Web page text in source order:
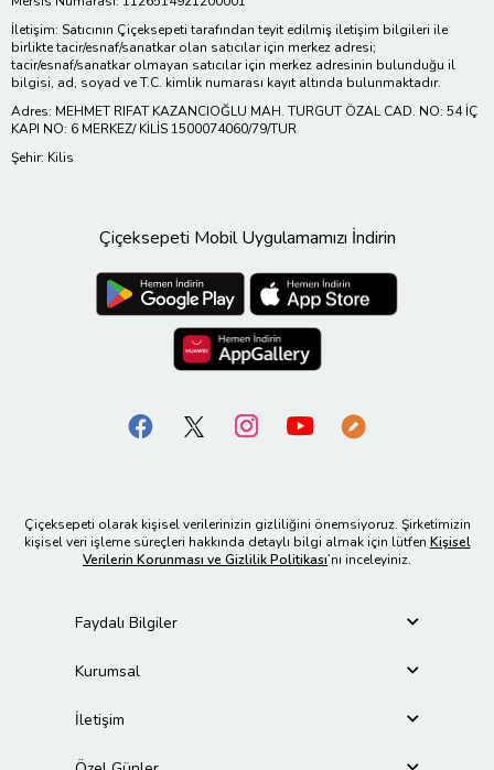
İletişim: Satıcının Çiçeksepeti tarafından teyit edilmiş iletişim bilgileri ile
birlikte tacir/esnaf/sanatkar olan satıcılar için merkez adresi;
tacir/esnaf/sanatkar olmayan satıcılar için merkez adresinin bulunduğu il
bilgisi, ad, soyad ve T.C. kimlik numarası kayıt altında bulunmaktadır.
Adres: MEHMET RIFAT KAZANCIOĞLU MAH. TURGUT ÖZAL CAD. NO: 54 İÇ
KAPI NO: 6 MERKEZ/ KİLİS 1500074060/79/TUR
Şehir: Kilis
Çiçeksepeti Mobil Uygulamamızı İndirin
Çiçeksepeti olarak kişisel verilerinizin gizliliğini önemsiyoruz. Şirketimizin
kişisel veri işleme süreçleri hakkında detaylı bilgi almak için lütfen Kişisel
Verilerin Korunması ve Gizlilik Politikası’nı inceleyiniz.
Faydalı Bilgiler
Kurumsal
İletişim